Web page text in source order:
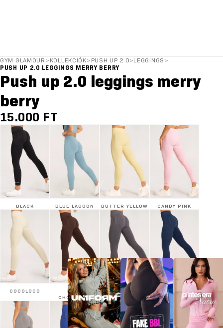
GYM GLAMOUR > KOLLEKCIÓK> PUSH UP 2.0>LEGGINGS >
PUSH UP 2.0 LEGGINGS MERRY BERRY
Push up 2.0 leggings merry
berry
15.000 FT
BLACK BLUE LAGOON BUTTER YELLOW CANDY PINK
COCOLOCO
DARK
CHOCOLATE
SILVER DENIM